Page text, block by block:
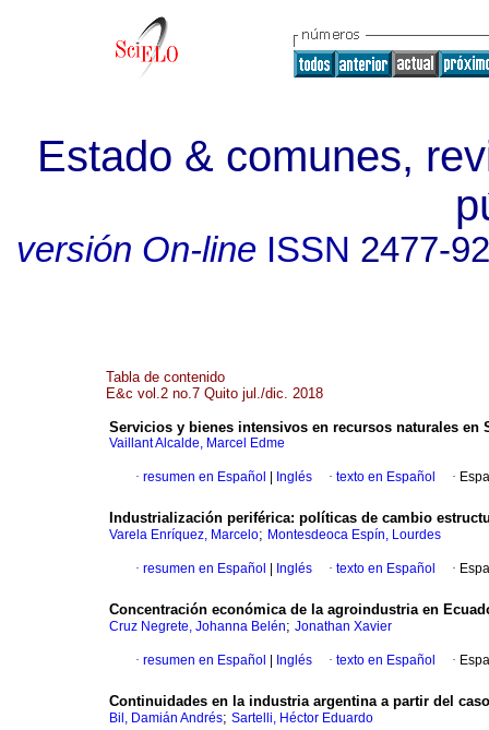
Estado & comunes,
versión On-lineISSN 2477-
Tabla de contenido
E&c vol.2 no.7 Quito jul./dic. 2018
Servicios y bienes intensivos en recursos naturales
Vaillant Alcalde, Marcel Edme
· resumen en Español Inglés · texto en Español ·
Industrialización periférica: políticas de cambio
Varela Enríquez, Marcelo; Montesdeoca Espín, Lourdes
· resumen en Español Inglés · texto en Español ·
Concentración económica de la agroindustria en
Cruz Negrete, Johanna Belén; Jonathan Xavier
· resumen en Español Inglés · texto en Español ·
Continuidades en la industria argentina a partir del
Bil, Damián Andrés; Sartelli, Héctor Eduardo